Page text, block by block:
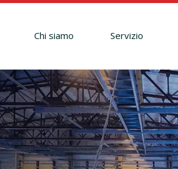
Chi siamo Servizio